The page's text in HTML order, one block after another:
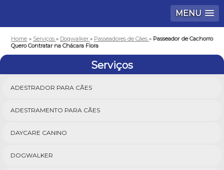
MENU
Home » Serviços » Dogwalker » Passeadores de Cães» Passeador de Cachorro
Quero Contratar na Chácara Flora
Serviços
ADESTRADOR PARA CÃES
ADESTRAMENTO PARA CÃES
DAYCARE CANINO
DOGWALKER